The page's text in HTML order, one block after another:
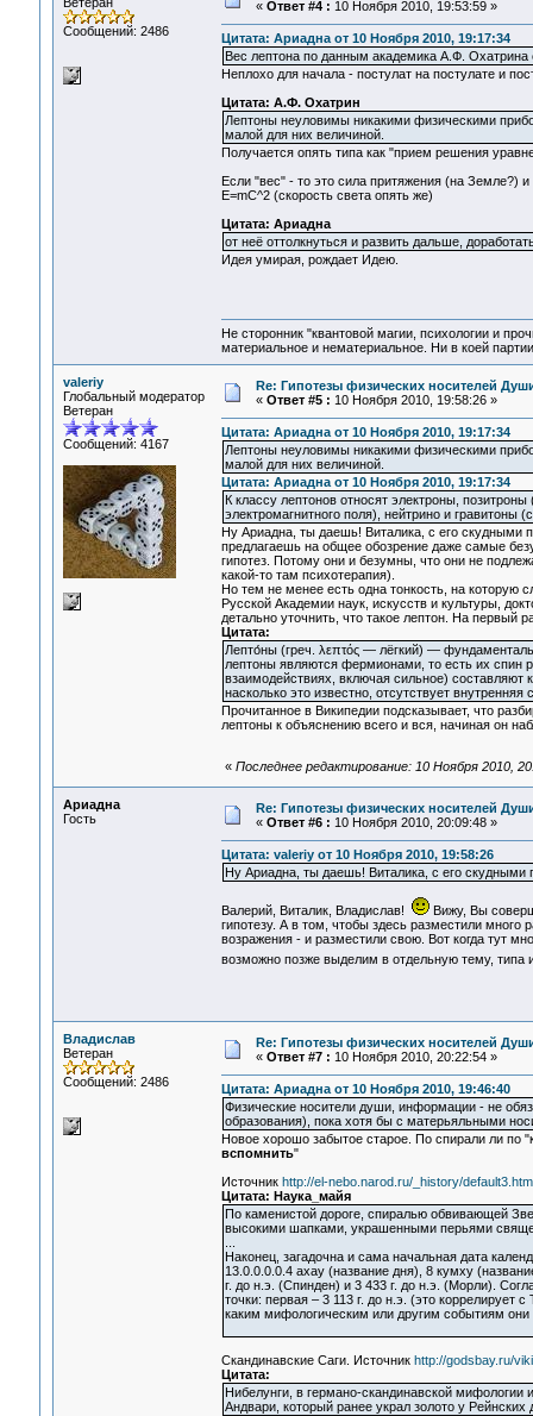
Сообщений: 2486
« Ответ #4 : 10 Ноября 2010, 19:53:59 »
Цитата: Ариадна от 10 Ноября 2010, 19:17:34
Вес лептона по данным академика А.Ф. Охатрина
Неплохо для начала - постулат на постулате и
Цитата: А.Ф. Охатрин
Лептоны неуловимы никакими физическими
малой для них величиной.
Получается опять типа как "прием решения
Если "вес" - то это сила притяжения (на Земле?)
E=mC^2 (скорость света опять же)
Цитата: Ариадна
от неё оттолкнуться и развить дальше,
Идея умирая, рождает Идею.
Не сторонник "квантовой магии, психологии и
материальное и нематериальное. Ни в коей
valeriy
Глобальный модератор
Ветеран
Сообщений: 4167
Re: Гипотезы физических носителей
« Ответ #5 : 10 Ноября 2010, 19:58:26 »
Цитата: Ариадна от 10 Ноября 2010, 19:17:34
Лептоны неуловимы никакими физическими
малой для них величиной.
Цитата: Ариадна от 10 Ноября 2010, 19:17:34
К классу лептонов относят электроны,
электромагнитного поля), нейтрино и гравитоны
Ну Ариадна, ты даешь! Виталика, с его скудными
предлагаешь на общее обозрение даже самые
гипотез. Потому они и безумны, что они не
какой-то там психотерапия).
Но тем не менее есть одна тонкость, на которую
Русской Академии наук, искусств и культуры,
детально уточнить, что такое лептон. На первый
Цитата:
Лепто́ны (греч. λεπτός — лёгкий) —
лептоны являются фермионами, то есть их спин
взаимодействиях, включая сильное)
насколько это известно, отсутствует внутренняя
Прочитанное в Википедии подсказывает, что
лептоны к объяснению всего и вся, начиная он
« Последнее редактирование: 10 Ноября 2010,
Ариадна
Гость
Re: Гипотезы физических носителей
« Ответ #6 : 10 Ноября 2010, 20:09:48 »
Цитата: valeriy от 10 Ноября 2010, 19:58:26
Ну Ариадна, ты даешь! Виталика, с его скудными
Валерий, Виталик, Владислав!
Вижу, Вы
гипотезу. А в том, чтобы здесь разместили
возражения - и разместили свою. Вот когда тут
возможно позже выделим в отдельную тему, типа
Владислав
Ветеран
Сообщений: 2486
Re: Гипотезы физических носителей
« Ответ #7 : 10 Ноября 2010, 20:22:54 »
Цитата: Ариадна от 10 Ноября 2010, 19:46:40
Физические носители души, информации - не
образования), пока хотя бы с матерьяльными
Новое хорошо забытое старое. По спирали ли по
вспомнить"
Источник http://el-nebo.narod.ru/_history/
Цитата: Наука_майя
По каменистой дороге, спиралью обвивающей
высокими шапками, украшенными перьями
Наконец, загадочна и сама начальная дата
13.0.0.0.0.4 ахау (название дня), 8 кумху
г. до н.э. (Спинден) и 3 433 г. до н.э. (Морли).
точки: первая – 3 113 г. до н.э. (это коррелирует
каким мифологическим или другим событиям они
Скандинавские Саги. Источник http://godsbay.ru/
Цитата:
Нибелунги, в германо-скандинавской
Андвари, который ранее украл золото у Рейнских